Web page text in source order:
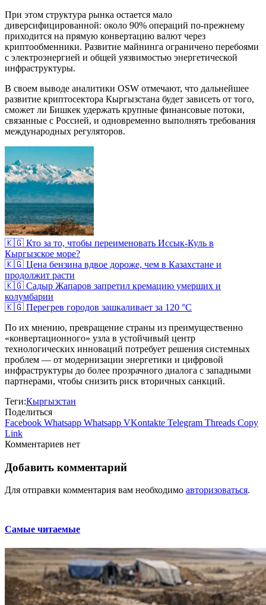
При этом структура рынка остается мало
диверсифицированной: около 90% операций по-прежнему
приходится на прямую конвертацию валют через
криптообменники. Развитие майнинга ограничено перебоями
с электроэнергией и общей уязвимостью энергетической
инфраструктуры.
В своем выводе аналитики OSW отмечают, что дальнейшее
развитие криптосектора Кыргызстана будет зависеть от того,
сможет ли Бишкек удержать крупные финансовые потоки,
связанные с Россией, и одновременно выполнять требования
международных регуляторов.
🇰🇬 Кто за то, чтобы переименовать Иссык-Куль в
Кыргызское море?
🇰🇬 Цена бензина вдвое дороже, чем в Казахстане и
продолжит расти
🇰🇬 Садыр Жапаров запретил кремацию умерших и
колумбарии
🇰🇬 Перегрев городов зашкаливает за 120 °C
По их мнению, превращение страны из преимущественно
«конвертационного» узла в устойчивый центр
технологических инноваций потребует решения системных
проблем — от модернизации энергетики и цифровой
инфраструктуры до более прозрачного диалога с западными
партнерами, чтобы снизить риск вторичных санкций.
Теги:Кыргызстан
Поделиться
Facebook Whatsapp Whatsapp VKontakte Telegram Threads Copy
Link
Комментариев нет
Добавить комментарий
Для отправки комментария вам необходимо авторизоваться.
Самые читаемые